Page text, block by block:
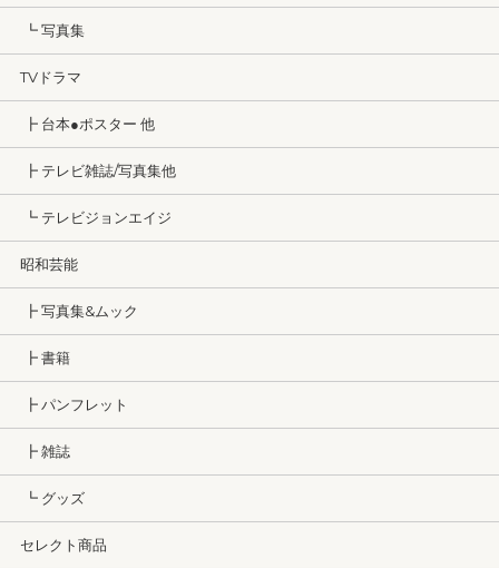
┗ 写真集
TVドラマ
┣ 台本●ポスター 他
┣ テレビ雑誌/写真集他
┗ テレビジョンエイジ
昭和芸能
┣ 写真集&ムック
┣ 書籍
┣ パンフレット
┣ 雑誌
┗ グッズ
セレクト商品